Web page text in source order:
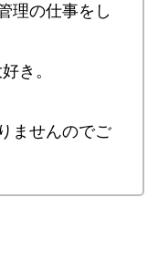
理の仕事をし
き。
ませんのでご